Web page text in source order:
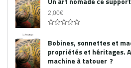
of
5
2,00€
out
of
5
Bobines, sonnettes et
propriétés et héritages.
machine à tatouer ?